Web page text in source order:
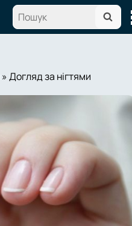
» Догляд за нігтями